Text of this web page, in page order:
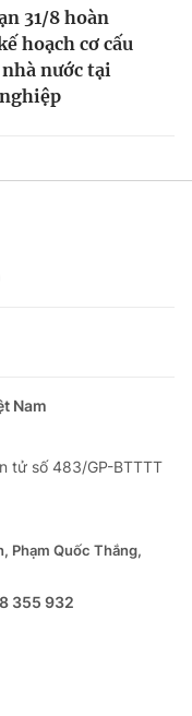
31/8 hoàn
hoạch cơ cấu
nước tại
Nam
tử số 483/GP-BTTTT
Phạm Quốc Thắng,
355 932